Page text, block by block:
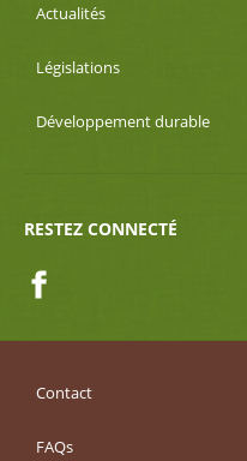
Actualités
Législations
Développement durable
RESTEZ CONNECTÉ
Contact
FAQs